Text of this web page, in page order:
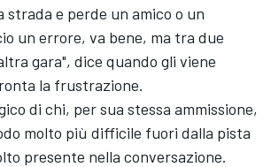
strada e perde un amico o un
un errore, va bene, ma tra due
gara", dice quando gli viene
la frustrazione.
di chi, per sua stessa ammissione,
molto più difficile fuori dalla pista
presente nella conversazione.